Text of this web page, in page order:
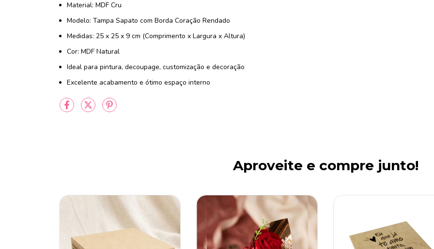
Material: MDF Cru
Modelo: Tampa Sapato com Borda Coração Rendado
Medidas: 25 x 25 x 9 cm (Comprimento x Largura x Altura)
Cor: MDF Natural
Ideal para pintura, decoupage, customização e decoração
Excelente acabamento e ótimo espaço interno
Aproveite e compre junto!